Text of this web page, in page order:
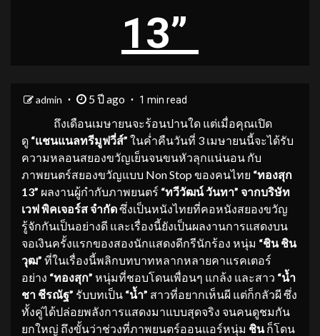
13”
admin 5 ปี ago 1 min read
ถึงเดือนเมษายนจะร้อนปานใด แต่เมื่อคุณเปิด
ดู “แชนแนลทรีมูฟวี่ส์” ในค่ำคืนวันที่ 3 เมษายนนี้จะได้รับ
ความหลอนสยองขวัญเย็นจนขนหัวลุกแน่นอน กับ
ภาพยนตร์สยองขวัญแบบ Non Stop ของคนไทย “ทองสุก
13” ผลงานผู้กำกับภาพยนตร์ “ทวีวัฒน์ วันทา” จากบริษัท
เวฟ พิคเจอร์ส จำกัดซึ่งเป็นหนังไทยที่คอหนังสยองขวัญ
รู้จักกันเป็นอย่างดี และเรื่องนี้ยังเป็นผลงานการแสดงบน
จอเงินครั้งแรกของสองนักแสดงดีกรีนักร้อง หนุ่ม “ชิน ชิน
วุฒ” ที่ในเรื่องนี้พลิกบทบาทหลากหลายคาแรคเตอร์
อย่าง “ทองสุก” หนุ่มที่ชอบโดนเพื่อนๆ แกล้ง และสาว “น้ำ
ชา ชีรณัฐ” รับบทเป็น “น้ำ” สาวที่อยากเห็นผี แต่ก็กลัวผี ซึ่ง
ทั้งคู่ได้ปล่อยพลังการแสดงมาแบบสุดจริง จนคนดูชมกัน
ยกใหญ่ ถึงขั้นว่าช่วงที่ภาพยนตร์ออนแอร์หนุ่ม ชินก็โดน